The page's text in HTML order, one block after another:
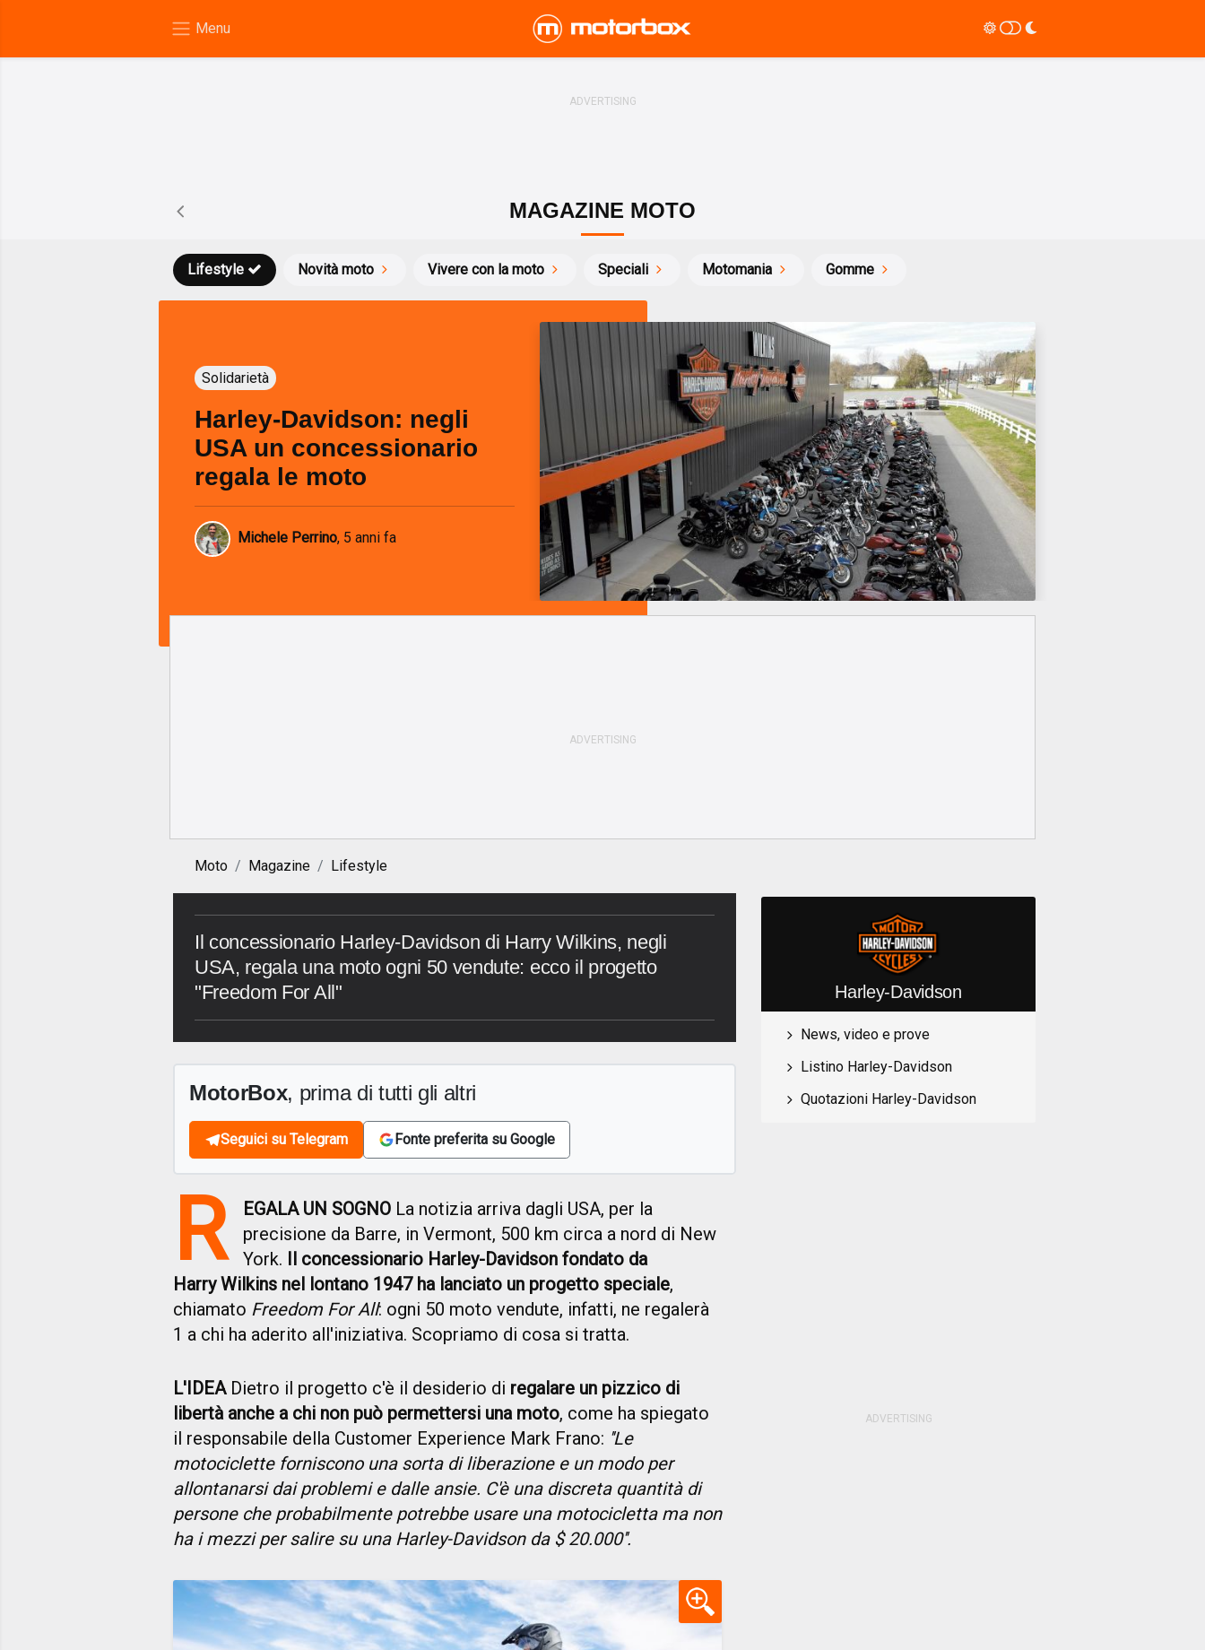
MAGAZINE MOTO
Novità moto Vivere con la moto
Lifestyle Speciali Motomania Gomme
Solidarietà
Harley-Davidson: negli
USA un concessionario
regala le moto
Michele Perrino, 5 anni fa
Moto Magazine Lifestyle
Il concessionario Harley-Davidson di Harry Wilkins, negli
USA, regala una moto ogni 50 vendute: ecco il progetto
"Freedom For All"
MotorBox, prima di tutti gli altri
Seguici su Telegram Fonte preferita su Google
R EGALA UN SOGNO La notizia arriva dagli USA, per la
precisione da Barre, in Vermont, 500 km circa a nord di New
York. Il concessionario Harley-Davidson fondato da
Harry Wilkins nel lontano 1947 ha lanciato un progetto speciale,
chiamato Freedom For All: ogni 50 moto vendute, infatti, ne regalerà
1 a chi ha aderito all'iniziativa. Scopriamo di cosa si tratta.
L'IDEADietro il progetto c'è il desiderio di regalare un pizzico di
libertà anche a chi non può permettersi una moto, come ha spiegato
il responsabile della Customer Experience Mark Frano: ''Le
motociclette forniscono una sorta di liberazione e un modo per
allontanarsi dai problemi e dalle ansie. C'è una discreta quantità di
persone che probabilmente potrebbe usare una motocicletta ma non
ha i mezzi per salire su una Harley-Davidson da $ 20.000''.
Harley-Davidson
News, video e prove
Listino Harley-Davidson
Quotazioni Harley-Davidson